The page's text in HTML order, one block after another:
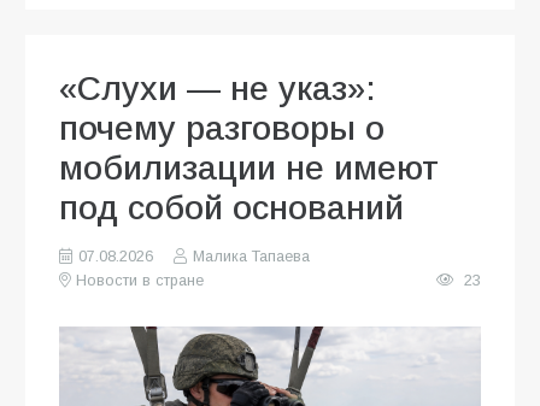
«Слухи — не указ»:
почему разговоры о
мобилизации не имеют
под собой оснований
07.08.2026
Малика Тапаева
Новости в стране
23